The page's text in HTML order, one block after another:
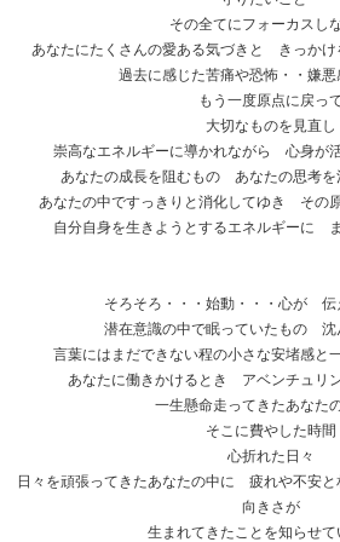
その全てにフォーカスし
あなたにたくさんの愛ある気づきと きっかけ
過去に感じた苦痛や恐怖・・嫌
もう一度原点に戻っ
大切なものを見直し
崇高なエネルギーに導かれながら 心身が
あなたの成長を阻むもの あなたの思考を
あなたの中ですっきりと消化してゆき その
自分自身を生きようとするエネルギーに
そろそろ・・・始動・・・心が 伝
潜在意識の中で眠っていたもの 沈
言葉にはまだできない程の小さな安堵感
あなたに働きかけるとき アベンチュリ
一生懸命走ってきたあなた
そこに費やした時間
心折れた日々
日々を頑張ってきたあなたの中に 疲れや不安
向きさが
生まれてきたことを知らせて